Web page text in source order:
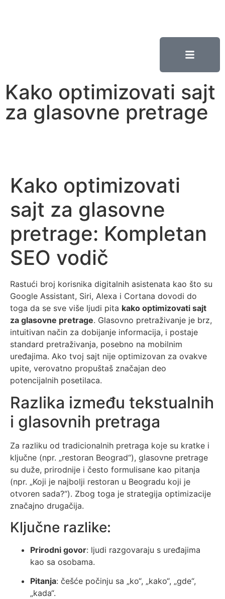
Kako optimizovati sajt
za glasovne pretrage
Kako optimizovati
sajt za glasovne
pretrage: Kompletan
SEO vodič
Rastući broj korisnika digitalnih asistenata kao što su
Google Assistant, Siri, Alexa i Cortana dovodi do
toga da se sve više ljudi pita kako optimizovati sajt
za glasovne pretrage. Glasovno pretraživanje je brz,
intuitivan način za dobijanje informacija, i postaje
standard pretraživanja, posebno na mobilnim
uređajima. Ako tvoj sajt nije optimizovan za ovakve
upite, verovatno propuštaš značajan deo
potencijalnih posetilaca.
Razlika između tekstualnih
i glasovnih pretraga
Za razliku od tradicionalnih pretraga koje su kratke i
ključne (npr. „restoran Beograd“), glasovne pretrage
su duže, prirodnije i često formulisane kao pitanja
(npr. „Koji je najbolji restoran u Beogradu koji je
otvoren sada?“). Zbog toga je strategija optimizacije
značajno drugačija.
Ključne razlike:
Prirodni govor: ljudi razgovaraju s uređajima
kao sa osobama.
Pitanja: češće počinju sa „ko“, „kako“, „gde“,
„kada“.